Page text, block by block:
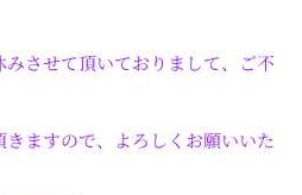
させて頂いておりまして、ご不
ますので、よろしくお願いいた